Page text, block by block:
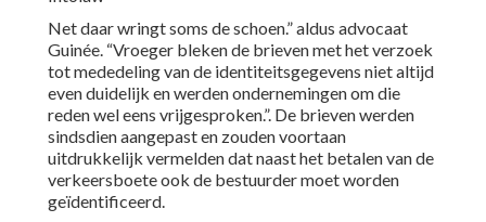
Net daar wringt soms de schoen.” aldus advocaat
Guinée. “Vroeger bleken de brieven met het verzoek
tot mededeling van de identiteitsgegevens niet altijd
even duidelijk en werden ondernemingen om die
reden wel eens vrijgesproken.”. De brieven werden
sindsdien aangepast en zouden voortaan
uitdrukkelijk vermelden dat naast het betalen van de
verkeersboete ook de bestuurder moet worden
geïdentificeerd.